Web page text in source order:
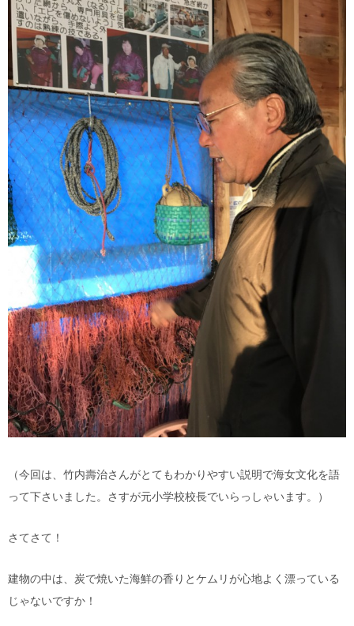
（今回は、竹内壽治さんがとてもわかりやすい説明で海女文化を語
って下さいました。さすが元小学校校長でいらっしゃいます。）
さてさて！
建物の中は、炭で焼いた海鮮の香りとケムリが心地よく漂っている
じゃないですか！